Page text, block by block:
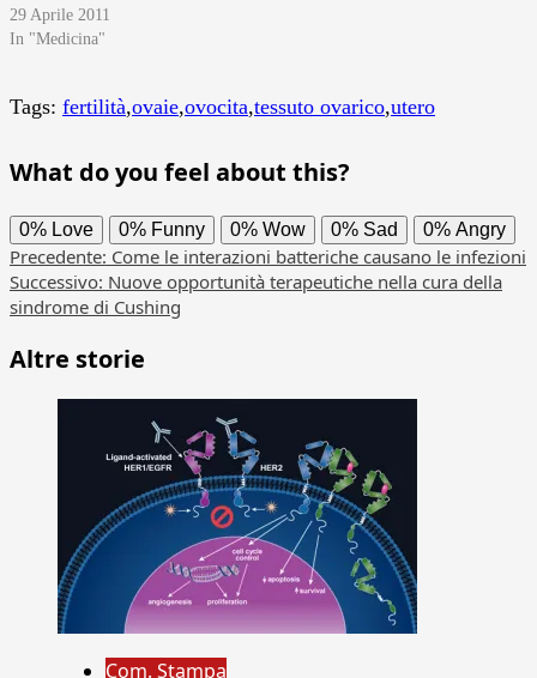
29 Aprile 2011
In "Medicina"
Tags: fertilità,ovaie,ovocita,tessuto ovarico,utero
What do you feel about this?
0% Love 0% Funny 0% Wow 0% Sad 0% Angry
Navigazione
articolo
Precedente: Come le interazioni batteriche causano le infezioni
Successivo: Nuove opportunità terapeutiche nella cura della
sindrome di Cushing
Altre storie
Com. Stampa